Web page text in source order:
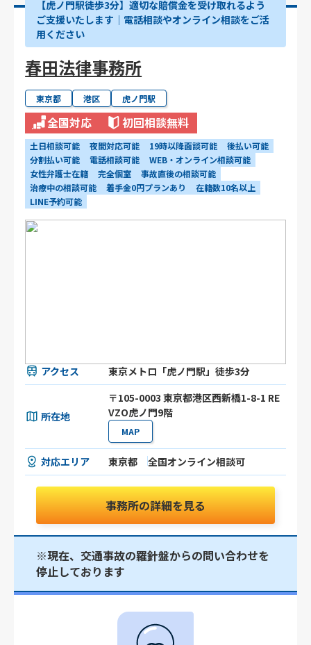
【虎ノ門駅徒歩3分】適切な賠償金を受け取れるよう
ご支援いたします│電話相談やオンライン相談をご活
用ください
春田法律事務所
東京都 港区 虎ノ門駅
全国対応 初回相談無料
土日相談可能 夜間対応可能 19時以降面談可能
後払い可能
分割払い可能
電話相談可能
WEB・オンライン相談可能
女性弁護士在籍
完全個室
事故直後の相談可能
治療中の相談可能
着手金0円プランあり
在籍数10名以上
LINE予約可能
アクセス 東京メトロ「虎ノ門駅」徒歩3分
所在地
〒105-0003 東京都港区⻄新橋1-8-1 RE
VZO虎ノ門9階
MAP
対応エリア 東京都 全国オンライン相談可
事務所の詳細を見る
※現在、交通事故の羅針盤からの問い合わせを
停止しております